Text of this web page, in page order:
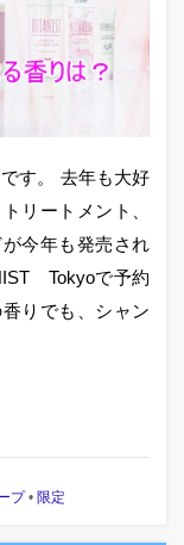
す。 去年も大好
リートメント、
今年も発売され
Tokyoで予約
りでも、シャン
プ• 限定